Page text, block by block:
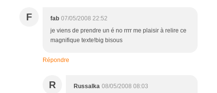
F fab 07/05/2008 22:52
je viens de prendre un é no rrrr me plaisir à relire ce
magnifique texte!big bisous
Répondre
R Russalka 08/05/2008 08:03